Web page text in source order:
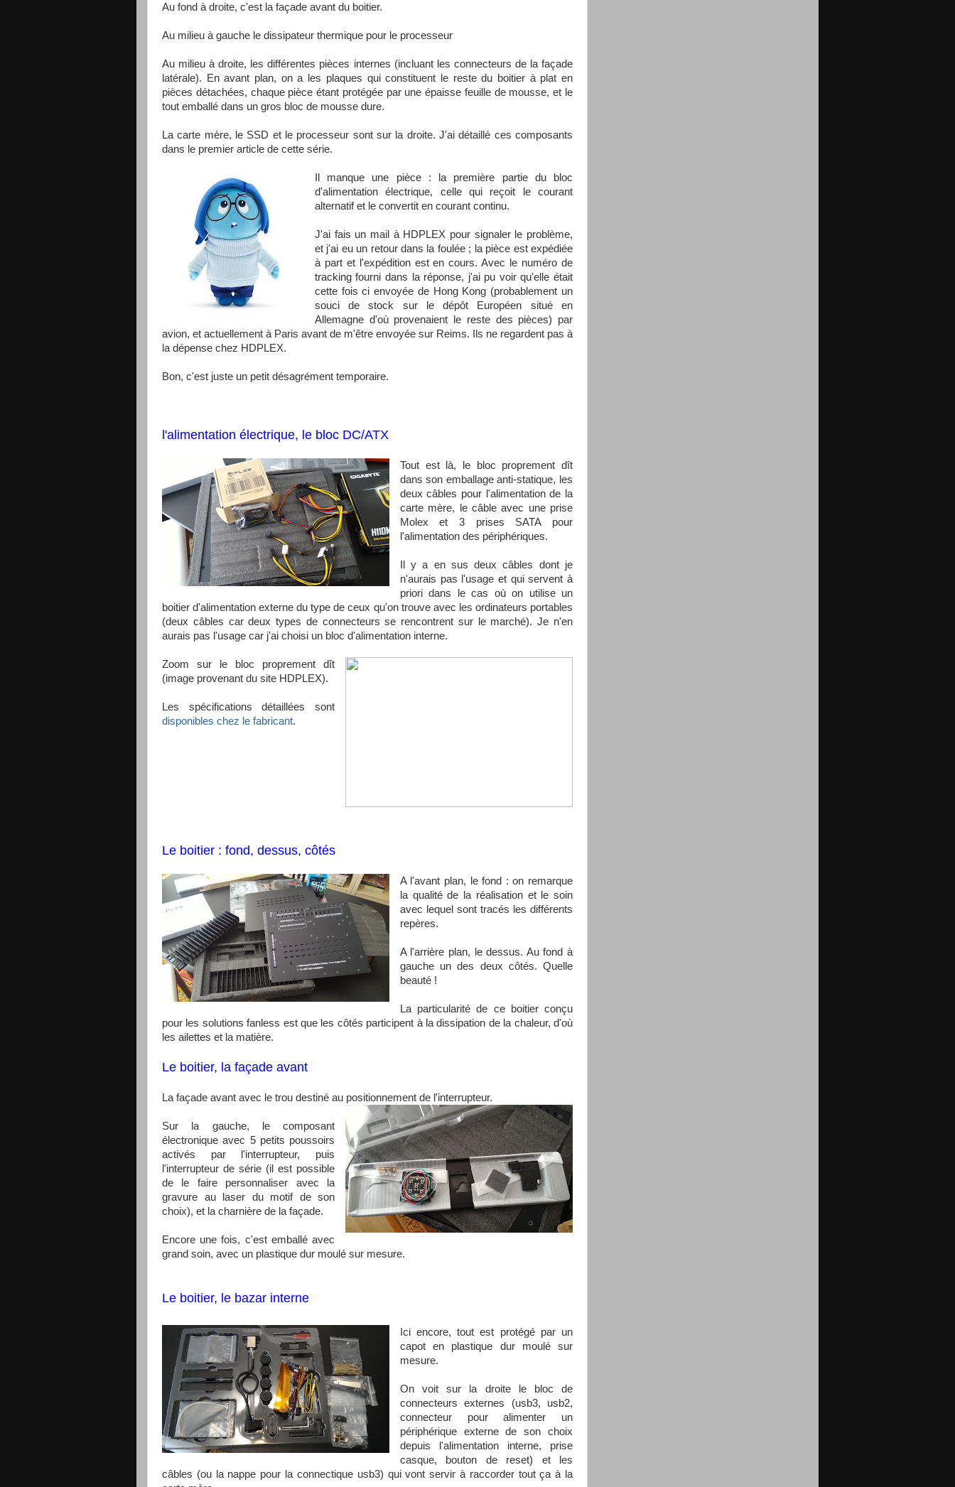
Au fond à droite, c'est la façade avant du boitier.
Au milieu à gauche le dissipateur thermique pour le processeur
Au milieu à droite, les différentes pièces internes (incluant les connecteurs de la façade
latérale). En avant plan, on a les plaques qui constituent le reste du boitier à plat en
pièces détachées, chaque pièce étant protégée par une épaisse feuille de mousse, et le
tout emballé dans un gros bloc de mousse dure.
La carte mère, le SSD et le processeur sont sur la droite. J'ai détaillé ces composants
dans le premier article de cette série.
Il manque une pièce : la première partie du bloc
d'alimentation électrique, celle qui reçoit le courant
alternatif et le convertit en courant continu.
J'ai fais un mail à HDPLEX pour signaler le problème,
et j'ai eu un retour dans la foulée ; la pièce est expédiée
à part et l'expédition est en cours. Avec le numéro de
tracking fourni dans la réponse, j'ai pu voir qu'elle était
cette fois ci envoyée de Hong Kong (probablement un
souci de stock sur le dépôt Européen situé en
Allemagne d'où provenaient le reste des pièces) par
avion, et actuellement à Paris avant de m'être envoyée sur Reims. Ils ne regardent pas à
la dépense chez HDPLEX.
Bon, c'est juste un petit désagrément temporaire.
l'alimentation électrique, le bloc DC/ATX
Tout est là, le bloc proprement dît
dans son emballage anti-statique, les
deux câbles pour l'alimentation de la
carte mère, le câble avec une prise
Molex et 3 prises SATA pour
l'alimentation des périphériques.
Il y a en sus deux câbles dont je
n'aurais pas l'usage et qui servent à
priori dans le cas où on utilise un
boitier d'alimentation externe du type de ceux qu'on trouve avec les ordinateurs portables
(deux câbles car deux types de connecteurs se rencontrent sur le marché). Je n'en
aurais pas l'usage car j'ai choisi un bloc d'alimentation interne.
Zoom sur le bloc proprement dît
(image provenant du site HDPLEX).
Les spécifications détaillées sont
disponibles chez le fabricant.
Le boitier : fond, dessus, côtés
A l'avant plan, le fond : on remarque
la qualité de la réalisation et le soin
avec lequel sont tracés les différents
repères.
A l'arrière plan, le dessus. Au fond à
gauche un des deux côtés. Quelle
beauté !
La particularité de ce boitier conçu
pour les solutions fanless est que les côtés participent à la dissipation de la chaleur, d'où
les ailettes et la matière.
Le boitier, la façade avant
La façade avant avec le trou destiné au positionnement de l'interrupteur.
Sur la gauche, le composant
électronique avec 5 petits poussoirs
activés par l'interrupteur, puis
l'interrupteur de série (il est possible
de le faire personnaliser avec la
gravure au laser du motif de son
choix), et la charnière de la façade.
Encore une fois, c'est emballé avec
grand soin, avec un plastique dur moulé sur mesure.
Le boitier, le bazar interne
Ici encore, tout est protégé par un
capot en plastique dur moulé sur
mesure.
On voit sur la droite le bloc de
connecteurs externes (usb3, usb2,
connecteur pour alimenter un
périphérique externe de son choix
depuis l'alimentation interne, prise
casque, bouton de reset) et les
câbles (ou la nappe pour la connectique usb3) qui vont servir à raccorder tout ça à la